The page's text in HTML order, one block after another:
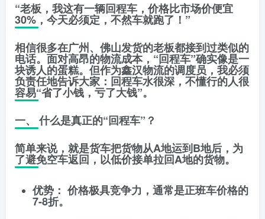
“老板，我这有一辆回程车，价格比市场价便宜
30%，今天必须定，不然车就跑了！”
相信很多在广州、佛山发货的老板都接到过类似的
电话。面对高昂的物流成本，“回程车”确实像是一
块诱人的蛋糕。但作为鑫汉物流的调度员，我必须
负责任地告诉大家： 回程车水很深，不懂行的人很
容易“省了小钱，亏了大钱”。
一、 什么是真正的“回程车”？
简单来说，就是货车把货物从A地运到B地后，为
了避免空车返回，以低价接单拉回A地的货物。
优势： 价格极具竞争力，通常是正班车价格的
7-8折。